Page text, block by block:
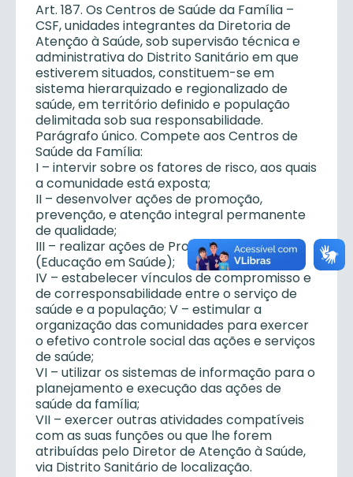
Art. 187. Os Centros de Saúde da Família –
CSF, unidades integrantes da Diretoria de
Atenção à Saúde, sob supervisão técnica e
administrativa do Distrito Sanitário em que
estiverem situados, constituem-se em
sistema hierarquizado e regionalizado de
saúde, em território definido e população
delimitada sob sua responsabilidade.
Parágrafo único. Compete aos Centros de
Saúde da Família:
I – intervir sobre os fatores de risco, aos quais
a comunidade está exposta;
II – desenvolver ações de promoção,
prevenção, e atenção integral permanente
de qualidade;
III – realizar ações de Promoção da Saúde
(Educação em Saúde);
IV – estabelecer vínculos de compromisso e
de corresponsabilidade entre o serviço de
saúde e a população; V – estimular a
organização das comunidades para exercer
o efetivo controle social das ações e serviços
de saúde;
VI – utilizar os sistemas de informação para o
planejamento e execução das ações de
saúde da família;
VII – exercer outras atividades compatíveis
com as suas funções ou que lhe forem
atribuídas pelo Diretor de Atenção à Saúde,
via Distrito Sanitário de localização.